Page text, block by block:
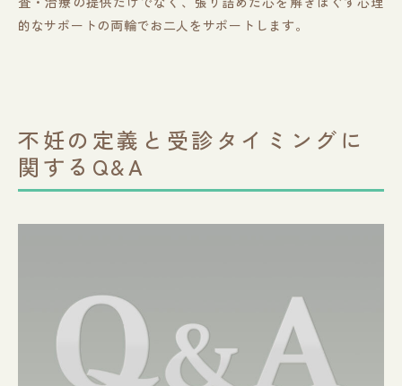
的なサポートの両輪でお二人をサポートします。
不妊の定義と受診タイミングに
関するQ&A